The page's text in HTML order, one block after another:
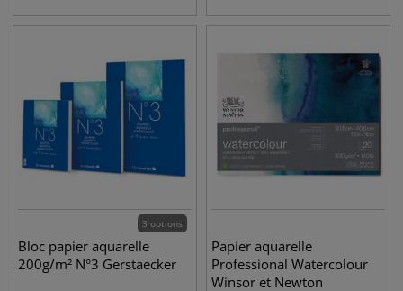
3 options
Bloc papier aquarelle
200g/m² N°3 Gerstaecker
Papier aquarelle
Professional Watercolour
Winsor et Newton